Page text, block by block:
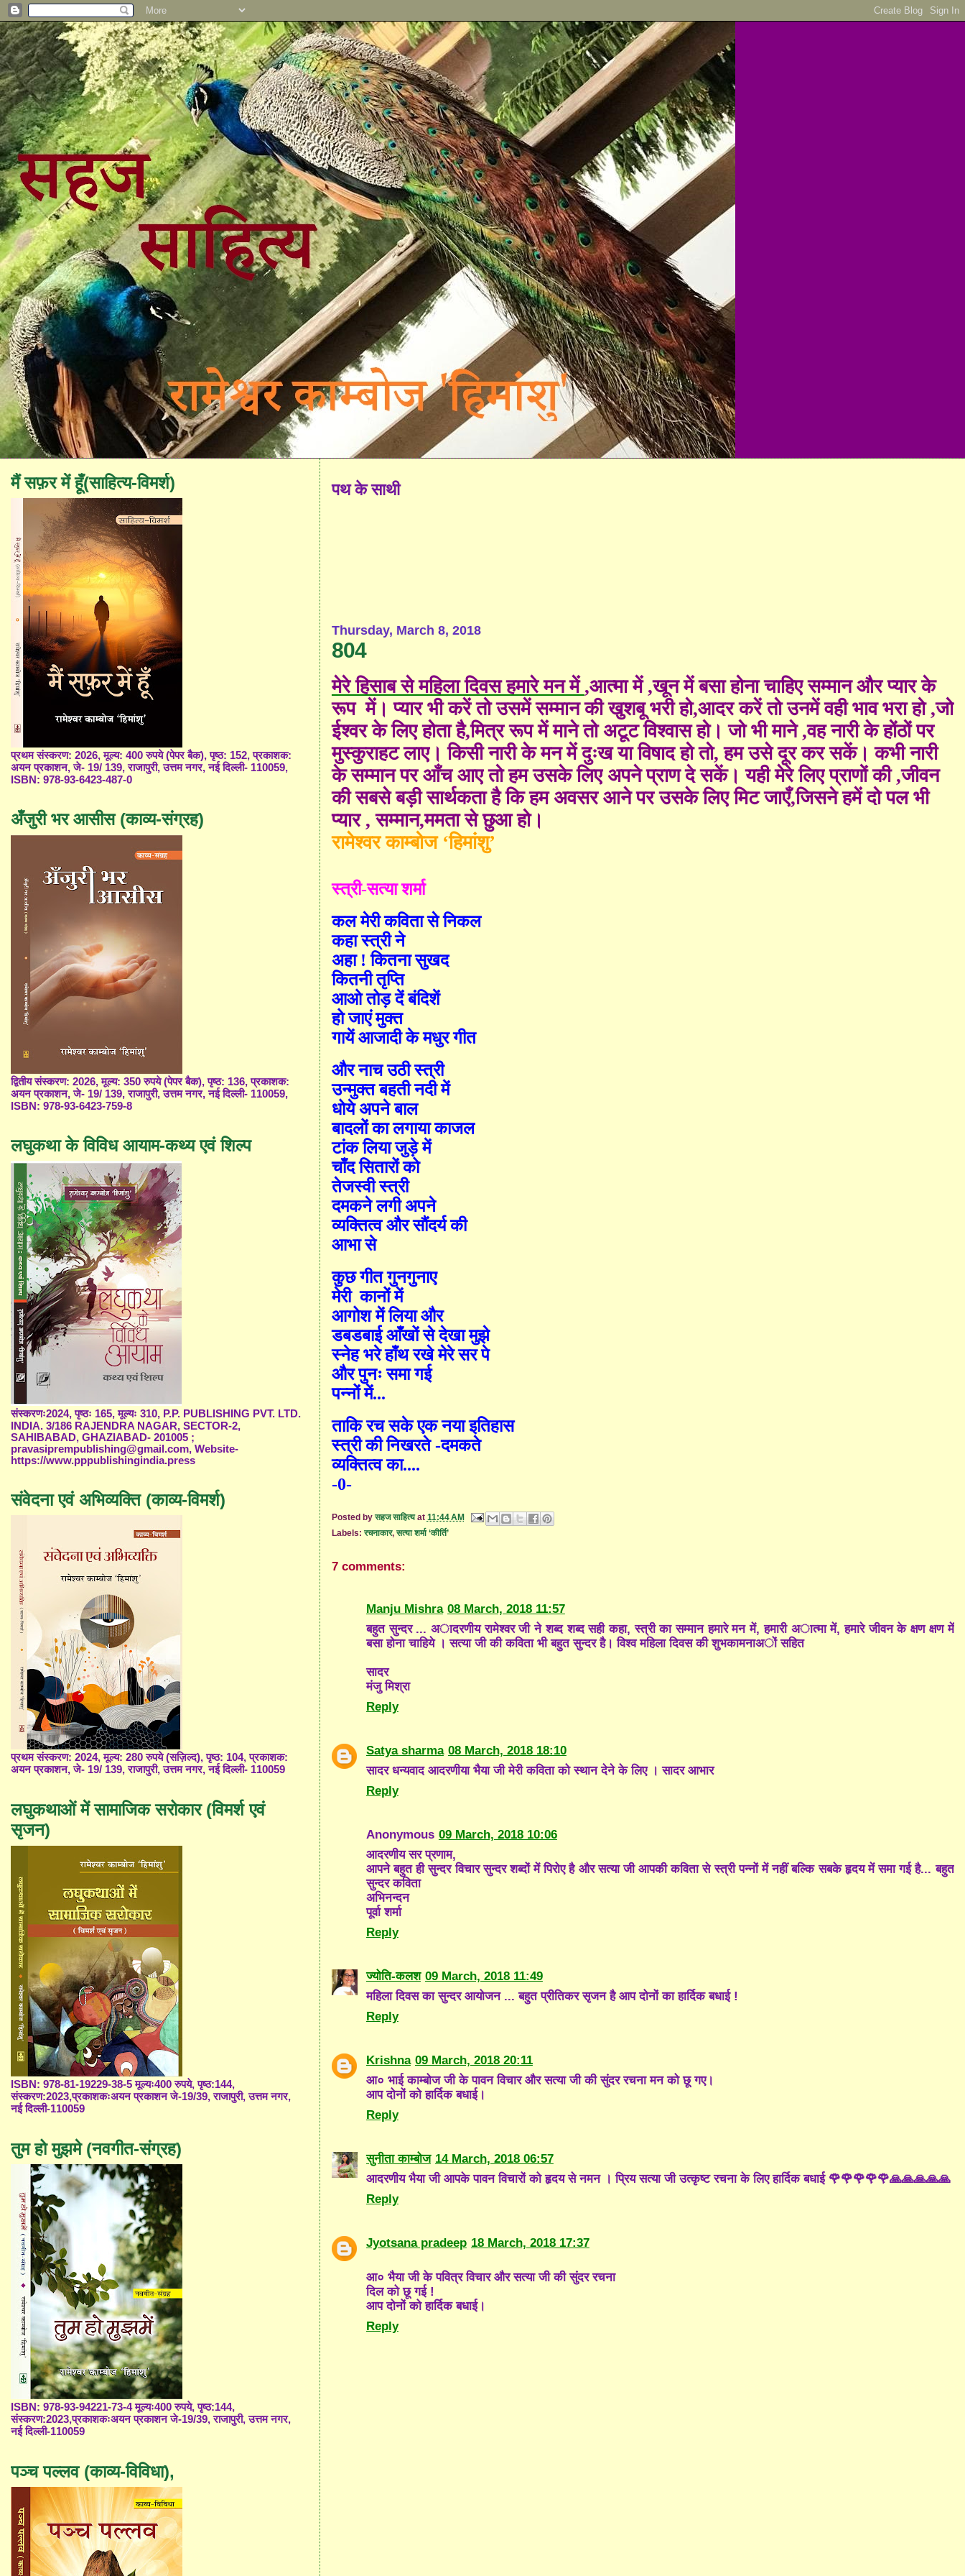
पथ के साथी
Thursday, March 8, 2018
804
मेरे हिसाब से महिला दिवस हमारे मन में ,आत्मा में ,खून में बसा होना चाहिए सम्मान और प्यार के
रूप में। प्यार भी करें तो उसमें सम्मान की खुशबू भरी हो,आदर करें तो उनमें वही भाव भरा हो ,जो
ईश्वर के लिए होता है,मित्र रूप में माने तो अटूट विश्वास हो। जो भी माने ,वह नारी के होंठों पर
मुस्कुराहट लाए। किसी नारी के मन में दुःख या विषाद हो तो,हम उसे दूर कर सकें। कभी नारी
के सम्मान पर आँच आए तो हम उसके लिए अपने प्राण दे सकें। यही मेरे लिए प्राणों की ,जीवन
की सबसे बड़ी सार्थकता है कि हम अवसर आने पर उसके लिए मिट जाएँ,जिसने हमें दो पल भी
प्यार ,सम्मान,ममता से छुआ हो।
रामेश्वर काम्बोज ‘हिमांशु’
स्त्री-सत्या शर्मा
कल मेरी कविता से निकल
कहा स्त्री ने
अहा ! कितना सुखद
कितनी तृप्ति
आओ तोड़ दें बंदिशें
हो जाएं मुक्त
गायें आजादी के मधुर गीत
और नाच उठी स्त्री
उन्मुक्त बहती नदी में
धोये अपने बाल
बादलों का लगाया काजल
टांक लिया जुड़े में
चाँद सितारों को
तेजस्वी स्त्री
दमकने लगी अपने
व्यक्तित्व और सौंदर्य की
आभा से
कुछ गीत गुनगुनाए
मेरी कानों में
आगोश में लिया और
डबडबाई आँखों से देखा मुझे
स्नेह भरे हाँथ रखे मेरे सर पे
और पुनः समा गई
पन्नों में...
ताकि रच सके एक नया इतिहास
स्त्री की निखरते -दमकते
व्यक्तित्व का....
-0-
Posted byसहज साहित्य at 11:44 AM
Labels:रचनाकार,सत्या शर्मा ‘कीर्ति’
7 comments:
Manju Mishra 08 March, 2018 11:57
बहुत सुन्दर ... अादरणीय रामेश्वर जी ने शब्द शब्द सही कहा, स्त्री का सम्मान हमारे मन में, हमारी अात्मा में, हमारे जीवन के क्षण क्षण में
बसा होना चाहिये । सत्या जी की कविता भी बहुत सुन्दर है। विश्व महिला दिवस की शुभकामनाअों सहित
सादर
मंजु मिश्रा
Reply
Satya sharma 08 March, 2018 18:10
सादर धन्यवाद आदरणीया भैया जी मेरी कविता को स्थान देने के लिए । सादर आभार
Reply
Anonymous 09 March, 2018 10:06
आदरणीय सर प्रणाम,
आपने बहुत ही सुन्दर विचार सुन्दर शब्दों में पिरोए है और सत्या जी आपकी कविता से स्त्री पन्नों में नहीं बल्कि सबके हृदय में समा गई है... बहुत
सुन्दर कविता
अभिनन्दन
पूर्वा शर्मा
Reply
ज्योति-कलश 09 March, 2018 11:49
महिला दिवस का सुन्दर आयोजन ... बहुत प्रीतिकर सृजन है आप दोनों का हार्दिक बधाई !
Reply
Krishna 09 March, 2018 20:11
आ० भाई काम्बोज जी के पावन विचार और सत्या जी की सुंदर रचना मन को छू गए।
आप दोनों को हार्दिक बधाई।
Reply
सुनीता काम्बोज 14 March, 2018 06:57
आदरणीय भैया जी आपके पावन विचारों को हृदय से नमन । प्रिय सत्या जी उत्कृष्ट रचना के लिए हार्दिक बधाई 🌹🌹🌹🌹🌹🙏🙏🙏🙏🙏
Reply
Jyotsana pradeep 18 March, 2018 17:37
आ० भैया जी के पवित्र विचार और सत्या जी की सुंदर रचना
दिल को छू गई !
आप दोनों को हार्दिक बधाई।
Reply
मैं सफ़र में हूँ(साहित्य-विमर्श)
प्रथम संस्करण: 2026, मूल्य: 400 रुपये (पेपर बैक), पृष्ठ: 152, प्रकाशक:
अयन प्रकाशन, जे- 19/ 139, राजापुरी, उत्तम नगर, नई दिल्ली- 110059,
ISBN: 978-93-6423-487-0
अँजुरी भर आसीस (काव्य-संग्रह)
द्वितीय संस्करण: 2026, मूल्य: 350 रुपये (पेपर बैक), पृष्ठ: 136, प्रकाशक:
अयन प्रकाशन, जे- 19/ 139, राजापुरी, उत्तम नगर, नई दिल्ली- 110059,
ISBN: 978-93-6423-759-8
लघुकथा के विविध आयाम-कथ्य एवं शिल्प
संस्करणः2024, पृष्ठः 165, मूल्यः 310, P.P. PUBLISHING PVT. LTD.
INDIA. 3/186 RAJENDRA NAGAR, SECTOR-2,
SAHIBABAD, GHAZIABAD- 201005 ;
pravasiprempublishing@gmail.com, Website-
https://www.pppublishingindia.press
संवेदना एवं अभिव्यक्ति (काव्य-विमर्श)
प्रथम संस्करण: 2024, मूल्य: 280 रुपये (सज़िल्द), पृष्ठ: 104, प्रकाशक:
अयन प्रकाशन, जे- 19/ 139, राजापुरी, उत्तम नगर, नई दिल्ली- 110059
लघुकथाओं में सामाजिक सरोकार (विमर्श एवं
सृजन)
ISBN: 978-81-19229-38-5 मूल्यः400 रुपये, पृष्ठ:144,
संस्करण:2023,प्रकाशकःअयन प्रकाशन जे-19/39, राजापुरी, उत्तम नगर,
नई दिल्ली-110059
तुम हो मुझमे (नवगीत-संग्रह)
ISBN: 978-93-94221-73-4 मूल्यः400 रुपये, पृष्ठ:144,
संस्करण:2023,प्रकाशकःअयन प्रकाशन जे-19/39, राजापुरी, उत्तम नगर,
नई दिल्ली-110059
पञ्च पल्लव (काव्य-विविधा),